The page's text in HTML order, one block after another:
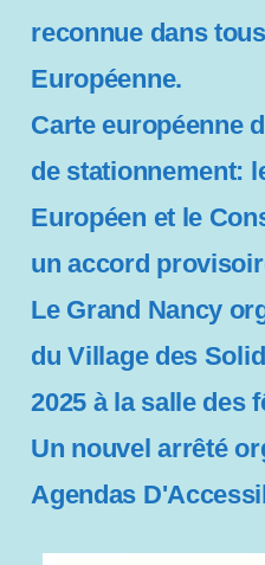
reconnue dans
Européenne.
Carte européenne
de stationnement:
Européen et le
un accord
Le Grand Nancy
du Village des
2025 à la salle des
Un nouvel arrêté
Agendas